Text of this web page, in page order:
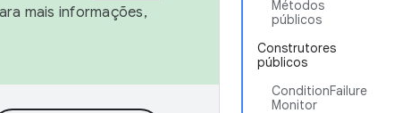
Métodos
públicos
Construtores
públicos
ConditionFailure
Monitor
mais informações,